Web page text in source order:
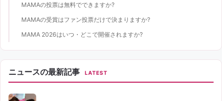
MAMAの投票は無料でできますか?
MAMAの受賞はファン投票だけで決まりますか?
MAMA 2026はいつ・どこで開催されますか?
ニュースの最新記事 LATEST